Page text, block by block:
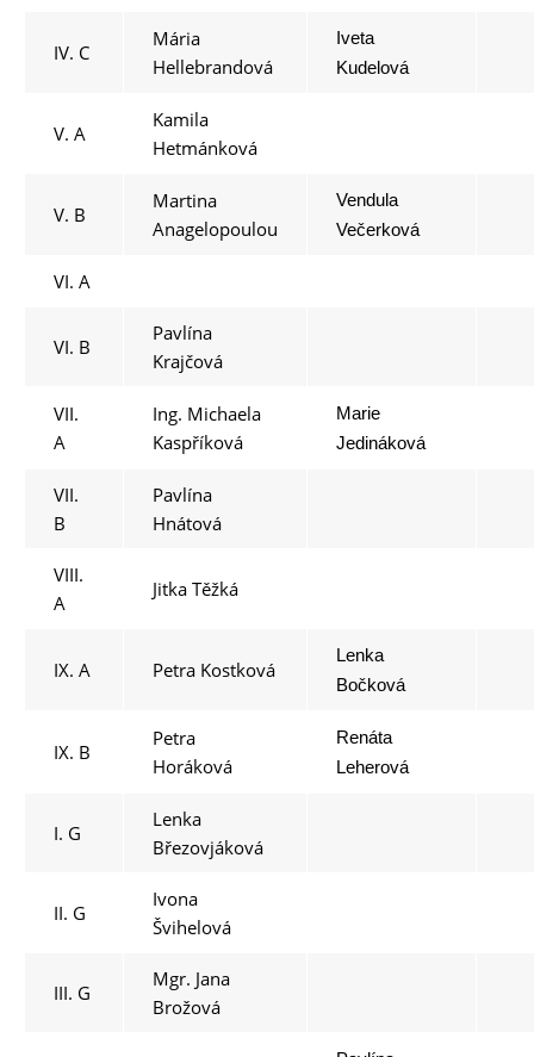
IV. C
Mária
Hellebrandová
Iveta
Kudelová
V. A
Kamila
Hetmánková
V. B
Martina
Anagelopoulou
Vendula
Večerková
VI. A
VI. B
Pavlína
Krajčová
VII.
A
Ing. Michaela
Kaspříková
Marie
Jedináková
VII.
B
Pavlína
Hnátová
VIII.
A
Jitka Těžká
IX. A Petra Kostková
Lenka
Bočková
IX. B
Petra
Horáková
Renáta
Leherová
I. G
Lenka
Březovjáková
II. G
Ivona
Švihelová
III. G
Mgr. Jana
Brožová